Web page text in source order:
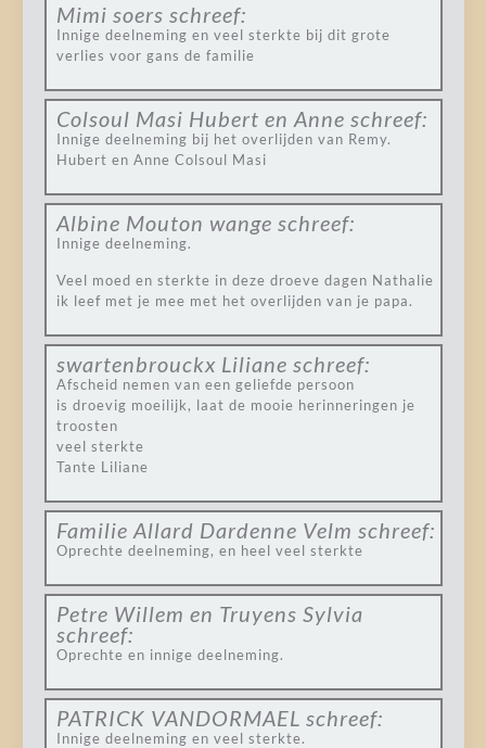
Mimi soers schreef:
Innige deelneming en veel sterkte bij dit grote
verlies voor gans de familie
Colsoul Masi Hubert en Anne schreef:
Innige deelneming bij het overlijden van Remy.
Hubert en Anne Colsoul Masi
Albine Mouton wange schreef:
Innige deelneming.
Veel moed en sterkte in deze droeve dagen Nathalie
ik leef met je mee met het overlijden van je papa.
swartenbrouckx Liliane schreef:
Afscheid nemen van een geliefde persoon
is droevig moeilijk, laat de mooie herinneringen je
troosten
veel sterkte
Tante Liliane
Familie Allard Dardenne Velm schreef:
Oprechte deelneming, en heel veel sterkte
Petre Willem en Truyens Sylvia
schreef:
Oprechte en innige deelneming.
PATRICK VANDORMAEL schreef:
Innige deelneming en veel sterkte.